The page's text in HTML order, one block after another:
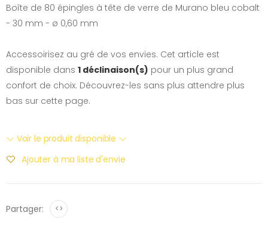
Boîte de 80 épingles à tête de verre de Murano bleu cobalt
- 30 mm - ø 0,60 mm
Accessoirisez au gré de vos envies. Cet article est
disponible dans 1 déclinaison(s) pour un plus grand
confort de choix. Découvrez-les sans plus attendre plus
bas sur cette page.
Voir le produit disponible
Ajouter à ma liste d'envie
Partager: <>